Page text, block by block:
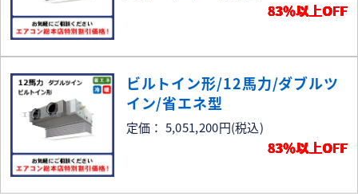
83％以上OFF
ビルトイン形/12馬力/ダブルツ
イン/省エネ型
定価： 5,051,200円(税込)
83％以上OFF